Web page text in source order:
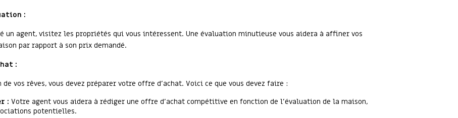
:
un agent, visitez les propriétés qui vous intéressent. Une évaluation minutieuse vous aidera à affiner vos
par rapport à son prix demandé.
:
vos rêves, vous devez préparer votre offre d'achat. Voici ce que vous devez faire :
: Votre agent vous aidera à rédiger une offre d'achat compétitive en fonction de l'évaluation de la maison,
potentielles.